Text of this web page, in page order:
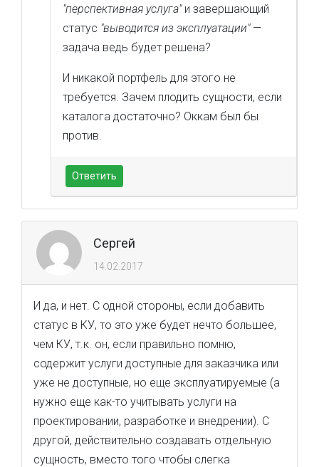
"перспективная услуга"и завершающий
статус "выводится из эксплуатации"—
задача ведь будет решена?
И никакой портфель для этого не
требуется. Зачем плодить сущности, если
каталога достаточно? Оккам был бы
против.
Ответить
Сергей
14.02.2017
И да, и нет. С одной стороны, если добавить
статус в КУ, то это уже будет нечто большее,
чем КУ, т.к. он, если правильно помню,
содержит услуги доступные для заказчика или
уже не доступные, но еще эксплуатируемые (а
нужно еще как-то учитывать услуги на
проектировании, разработке и внедрении). С
другой, действительно создавать отдельную
сущность, вместо того чтобы слегка